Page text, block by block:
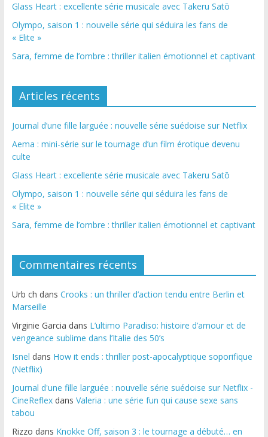
Glass Heart : excellente série musicale avec Takeru Satō
Olympo, saison 1 : nouvelle série qui séduira les fans de
« Elite »
Sara, femme de l’ombre : thriller italien émotionnel et captivant
Articles récents
Journal d’une fille larguée : nouvelle série suédoise sur Netflix
Aema : mini-série sur le tournage d’un film érotique devenu
culte
Glass Heart : excellente série musicale avec Takeru Satō
Olympo, saison 1 : nouvelle série qui séduira les fans de
« Elite »
Sara, femme de l’ombre : thriller italien émotionnel et captivant
Commentaires récents
Urb ch dans Crooks : un thriller d’action tendu entre Berlin et
Marseille
Virginie Garcia dans L’ultimo Paradiso: histoire d’amour et de
vengeance sublime dans l’Italie des 50’s
Isnel dans How it ends : thriller post-apocalyptique soporifique
(Netflix)
Journal d'une fille larguée : nouvelle série suédoise sur Netflix -
CineReflexdans Valeria : une série fun qui cause sexe sans
tabou
Rizzo dans Knokke Off, saison 3 : le tournage a débuté… en